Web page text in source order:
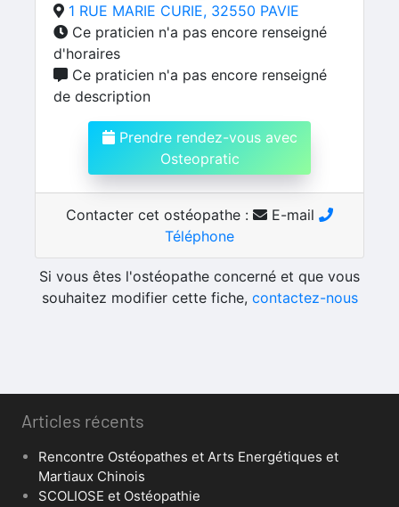
1 RUE MARIE CURIE, 32550 PAVIE
Ce praticien n'a pas encore renseigné
d'horaires
Ce praticien n'a pas encore renseigné
de description
Prendre rendez-vous avec
Osteopratic
Contacter cet ostéopathe :
E-mail
Téléphone
Si vous êtes l'ostéopathe concerné et que vous
souhaitez modifier cette fiche, contactez-nous
Articles récents
Rencontre Ostéopathes et Arts Energétiques et
Martiaux Chinois
SCOLIOSE et Ostéopathie